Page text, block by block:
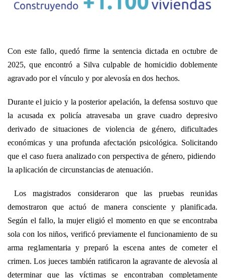
Con este fallo, quedó firme la sentencia dictada en octubre de
2025, que encontró a Silva culpable de homicidio doblemente
agravado por el vínculo y por alevosía en dos hechos.
Durante el juicio y la posterior apelación, la defensa sostuvo que
la acusada ex policía atravesaba un grave cuadro depresivo
derivado de situaciones de violencia de género, dificultades
económicas y una profunda afectación psicológica. Solicitando
que el caso fuera analizado con perspectiva de género, pidiendo
la aplicación de circunstancias de atenuación.
Los magistrados consideraron que las pruebas reunidas
demostraron que actuó de manera consciente y planificada.
Según el fallo, la mujer eligió el momento en que se encontraba
sola con los niños, verificó previamente el funcionamiento de su
arma reglamentaria y preparó la escena antes de cometer el
crimen. Los jueces también ratificaron la agravante de alevosía al
determinar que las víctimas se encontraban completamente